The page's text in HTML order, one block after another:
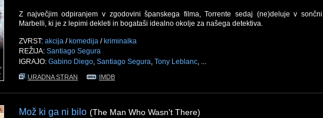
Z največjim odpiranjem v zgodovini španskega filma, Torrente sedaj (ne)deluje v sončni
Marbelli, ki je z lepimi dekleti in bogataši idealno okolje za našega detektiva.
ZVRST: akcija / komedija / kriminalka
REŽIJA: Santiago Segura
IGRAJO: Gabino Diego, Santiago Segura, Tony Leblanc, ...
URADNA STRAN IMDB
Mož ki ga ni bilo (The Man Who Wasn't There)